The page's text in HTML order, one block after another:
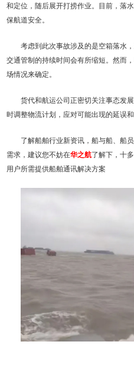
和定位，随后展开打捞作业。目前，落
保航道安全。
考虑到此次事故涉及的是空箱落水
交通管制的持续时间会有所缩短。然而
场情况来确定。
货代和航运公司正密切关注事态发
时调整物流计划，应对可能出现的延误和
了解船舶行业新资讯，船与船、船
需求，建议您不妨在华之航了解下，十
用户所需提供船舶通讯解决方案